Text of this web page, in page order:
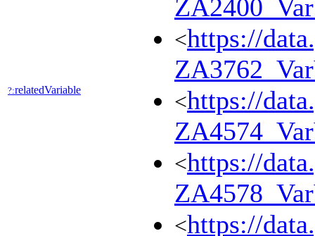
?:relatedVariable
<https://
<https://
<https://
<https://